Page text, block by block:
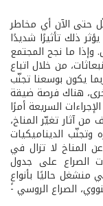
حتى الآن أي مخاطر
ذلك تأثيرًا شديدًا
ما نجح المجتمع
من خلال اتباع
يكون بوسعنا تجنّب
هناك فرصة ضيقة
السريعة أمرًا
آثار تغيّر المناخ،
وتجنّب الديناميكيات
المناخ لا تزال في
الصراع على جدول
منشغل حاليًا بأنواعٍ
الصراع الروسي -